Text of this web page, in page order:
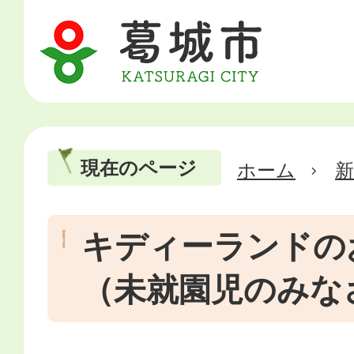
現在のページ ホーム
キディーランド
（未就園児のみ